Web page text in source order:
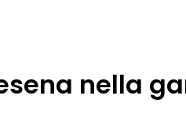
nella